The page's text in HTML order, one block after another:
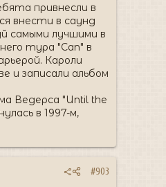
привнесли в
внести в саунд
самыми лучшими в
тура "Can" в
Кароли
и записали альбом
Ведерса "Until the
в 1997-м,
#903